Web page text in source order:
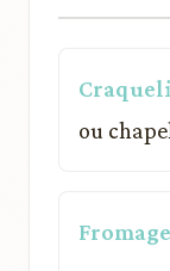
ou